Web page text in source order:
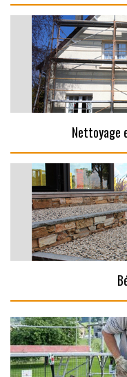
Nettoyage